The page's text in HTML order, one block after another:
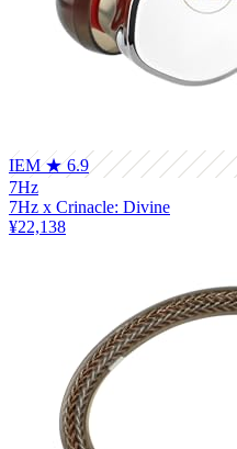
IEM ★ 6.9
7Hz
7Hz x Crinacle: Divine
¥22,138